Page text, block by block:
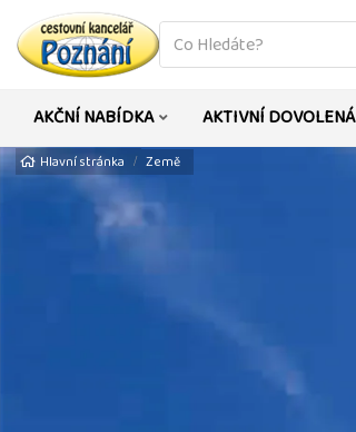
co
hledáte
AKČNÍ NABÍDKA AKTIVNÍ DOVOLENÁ
Hlavní stránka Země